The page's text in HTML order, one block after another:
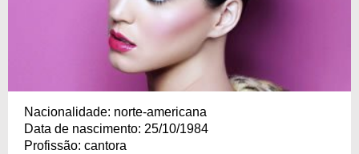
Nacionalidade: norte-americana
Data de nascimento: 25/10/1984
Profissão: cantora